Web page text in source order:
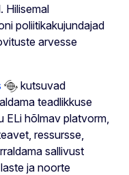
Hilisemal
poliitikakujundajad
arvesse
kutsuvad
teadlikkuse
ELi hõlmav platvorm,
ressursse,
sallivust
ja noorte